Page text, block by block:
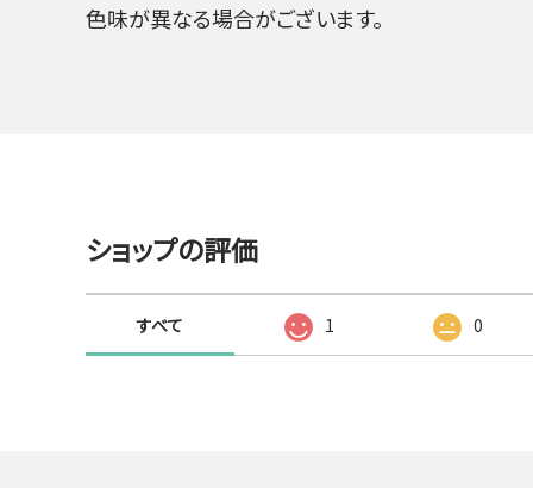
色味が異なる場合がございます。
ショップの評価
すべて 1 0